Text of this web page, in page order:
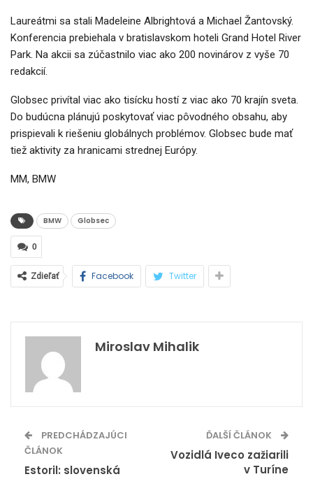
Laureátmi sa stali Madeleine Albrightová a Michael Žantovský.
Konferencia prebiehala v bratislavskom hoteli Grand Hotel River
Park. Na akcii sa zúčastnilo viac ako 200 novinárov z vyše 70
redakcií.
Globsec privítal viac ako tisícku hostí z viac ako 70 krajín sveta.
Do budúcna plánujú poskytovať viac pôvodného obsahu, aby
prispievali k riešeniu globálnych problémov. Globsec bude mať
tiež aktivity za hranicami strednej Európy.
MM, BMW
BMW Globsec
0
Zdieľať Facebook Twitter
Miroslav Mihalik
PREDCHÁDZAJÚCI
ČLÁNOK
Estoril: slovenská
ĎALŠÍ ČLÁNOK
Vozidlá Iveco zažiarili
v Turíne